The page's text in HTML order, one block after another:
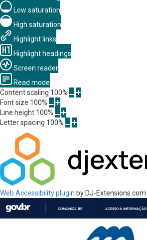
Low saturation
High saturation
Highlight links
Highlight headings
Screen reader
Read mode
Content scaling 100%
Font size 100%
Line height 100%
Letter spacing 100%
Web Accessibility plugin by DJ-Extensions.com
PARA
COMUNICA BR ACESSO À INFORMAÇÃO